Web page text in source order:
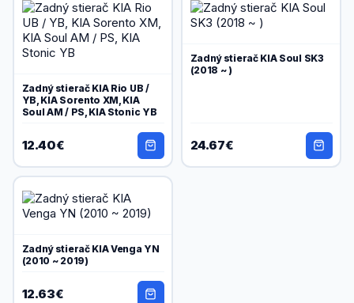
Zadný stierač KIA Rio UB /
YB, KIA Sorento XM, KIA
Soul AM / PS, KIA Stonic YB
12.40€
Zadný stierač KIA Soul SK3
(2018 ~ )
24.67€
Zadný stierač KIA Venga YN
(2010 ~ 2019)
12.63€